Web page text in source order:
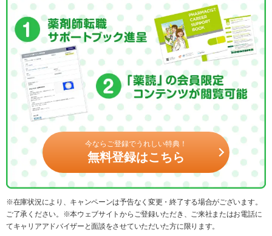
今ならご登録でうれしい特典！
無料登録はこちら
※在庫状況により、キャンペーンは予告なく変更・終了する場合がございます。
ご了承ください。※本ウェブサイトからご登録いただき、ご来社またはお電話に
てキャリアアドバイザーと面談をさせていただいた方に限ります。